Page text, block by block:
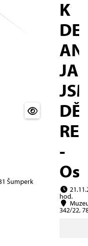
Šumperk
K
-
hod.
342/22,